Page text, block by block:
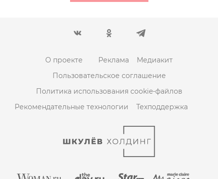
О проекте Реклама
Медиакит
Пользовательское соглашение
Политика использования cookie-файлов
Рекомендательные технологии
Техподдержка